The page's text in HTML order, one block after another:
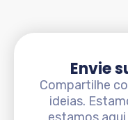
Envie
Compartilhe
ideias.